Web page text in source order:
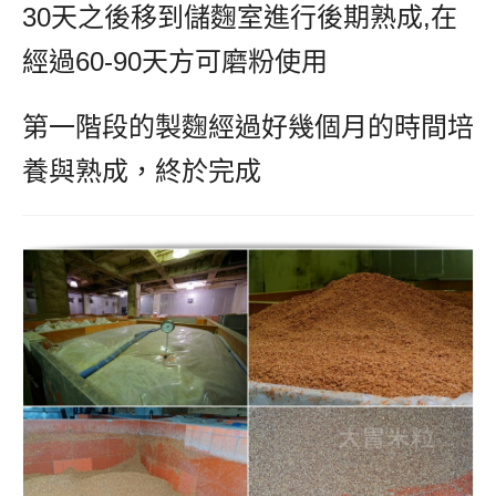
30天之後移到儲麴室進行後期熟成,在
經過60-90天方可磨粉使用
第一階段的製麴經過好幾個月的時間培
養與熟成，終於完成